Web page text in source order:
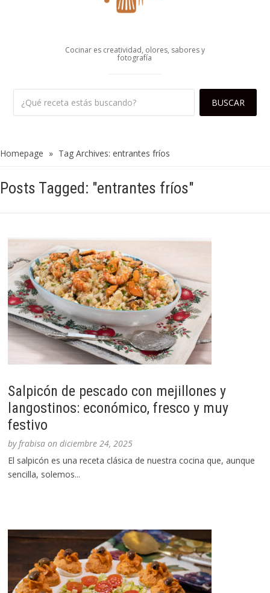
Cocinar es creatividad, olores, sabores y
fotografía
Homepage » Tag Archives: entrantes fríos
Posts Tagged: "entrantes fríos"
Salpicón de pescado con mejillones y
langostinos: económico, fresco y muy
festivo
byfrabisa ondiciembre 24, 2025
El salpicón es una receta clásica de nuestra cocina que, aunque
sencilla, solemos...